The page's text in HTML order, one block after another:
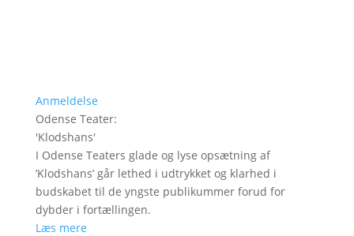
Anmeldelse
Odense Teater:
'Klodshans'
I Odense Teaters glade og lyse opsætning af
’Klodshans’ går lethed i udtrykket og klarhed i
budskabet til de yngste publikummer forud for
dybder i fortællingen.
Læs mere